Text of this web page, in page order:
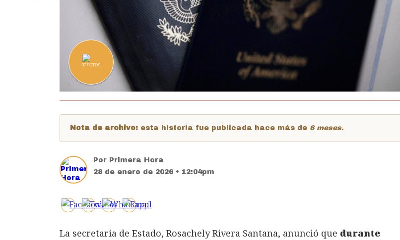
37 FOTOS
Nota de archivo: esta historia fue publicada hace más de 6 meses.
Por Primera Hora
28 de enero de 2026 • 12:04pm
La secretaria de Estado, Rosachely Rivera Santana, anunció que durante